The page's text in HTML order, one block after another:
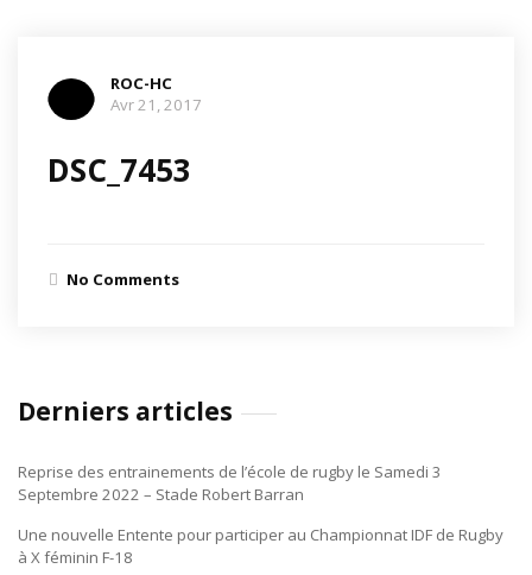
ROC-HC
Avr 21, 2017
DSC_7453
No Comments
Derniers articles
Reprise des entrainements de l’école de rugby le Samedi 3
Septembre 2022 – Stade Robert Barran
Une nouvelle Entente pour participer au Championnat IDF de Rugby
à X féminin F-18